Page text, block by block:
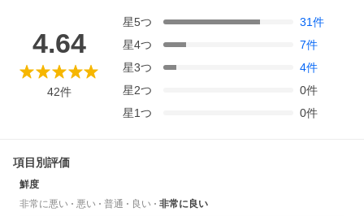
4.64
42件
星5つ 31件
星4つ 7件
星3つ 4件
星2つ 0件
星1つ 0件
項目別評価
鮮度
非常に悪い
悪い 普通 良い 非常に良い